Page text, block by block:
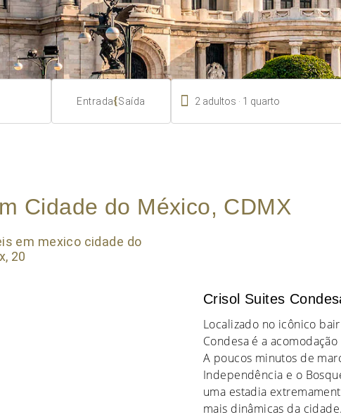
Entrada{Saída  2 adultos 1 quarto
Cidade do México, CDMX
Crisol Suites
Localizado no icônico
Condesa é a
A poucos minutos de
Independência e o
uma estadia
mais dinâmicas da